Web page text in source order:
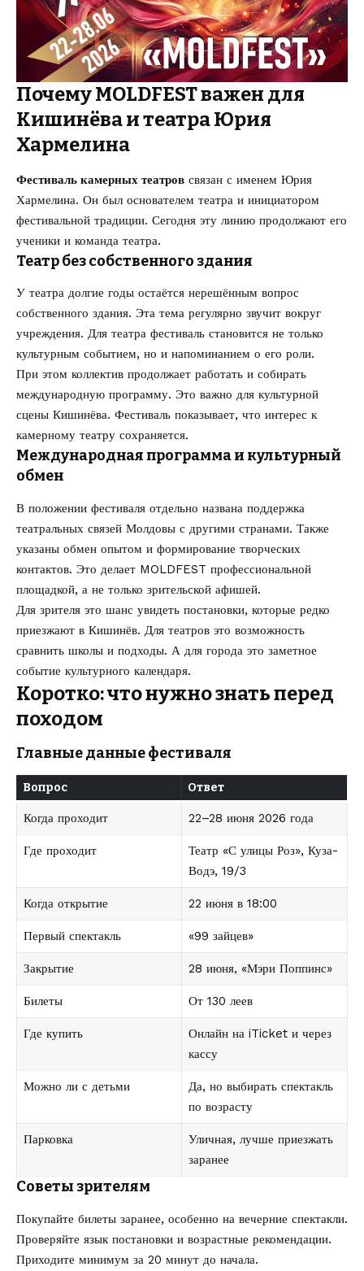
Почему MOLDFEST важен для
Кишинёва и театра Юрия
Хармелина
Фестиваль камерных театров связан с именем Юрия
Хармелина. Он был основателем театра и инициатором
фестивальной традиции. Сегодня эту линию продолжают его
ученики и команда театра.
Театр без собственного здания
У театра долгие годы остаётся нерешённым вопрос
собственного здания. Эта тема регулярно звучит вокруг
учреждения. Для театра фестиваль становится не только
культурным событием, но и напоминанием о его роли.
При этом коллектив продолжает работать и собирать
международную программу. Это важно для культурной
сцены Кишинёва. Фестиваль показывает, что интерес к
камерному театру сохраняется.
Международная программа и культурный
обмен
В положении фестиваля отдельно названа поддержка
театральных связей Молдовы с другими странами. Также
указаны обмен опытом и формирование творческих
контактов. Это делает MOLDFEST профессиональной
площадкой, а не только зрительской афишей.
Для зрителя это шанс увидеть постановки, которые редко
приезжают в Кишинёв. Для театров это возможность
сравнить школы и подходы. А для города это заметное
событие культурного календаря.
Коротко: что нужно знать перед
походом
Главные данные фестиваля
Вопрос Ответ
Когда проходит 22–28 июня 2026 года
Где проходит
Театр «С улицы Роз», Куза-
Водэ, 19/3
Когда открытие 22 июня в 18:00
Первый спектакль «99 зайцев»
Закрытие 28 июня, «Мэри Поппинс»
Билеты От 130 леев
Где купить
Онлайн на iTicket и через
кассу
Можно ли с детьми
Да, но выбирать спектакль
по возрасту
Парковка
Уличная, лучше приезжать
заранее
Советы зрителям
Покупайте билеты заранее, особенно на вечерние спектакли.
Проверяйте язык постановки и возрастные рекомендации.
Приходите минимум за 20 минут до начала.